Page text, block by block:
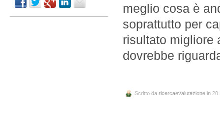
meglio cosa è
soprattutto per
risultato migliore
dovrebbe
Scritto da ricercaevalutazione in 20